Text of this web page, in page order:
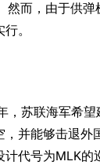
然而，由于供弹
。
，苏联海军希望
并能够击退外
代号为MLK的